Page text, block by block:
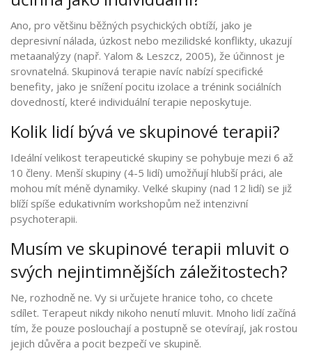
Ano, pro většinu běžných psychických obtíží, jako je
depresivní nálada, úzkost nebo mezilidské konflikty, ukazují
metaanalýzy (např. Yalom & Leszcz, 2005), že účinnost je
srovnatelná. Skupinová terapie navíc nabízí specifické
benefity, jako je snížení pocitu izolace a trénink sociálních
dovedností, které individuální terapie neposkytuje.
Kolik lidí bývá ve skupinové terapii?
Ideální velikost terapeutické skupiny se pohybuje mezi 6 až
10 členy. Menší skupiny (4-5 lidí) umožňují hlubší práci, ale
mohou mít méně dynamiky. Velké skupiny (nad 12 lidí) se již
blíží spíše edukativním workshopům než intenzivní
psychoterapii.
Musím ve skupinové terapii mluvit o
svých nejintimnějších záležitostech?
Ne, rozhodně ne. Vy si určujete hranice toho, co chcete
sdílet. Terapeut nikdy nikoho nenutí mluvit. Mnoho lidí začíná
tím, že pouze poslouchají a postupně se otevírají, jak rostou
jejich důvěra a pocit bezpečí ve skupině.